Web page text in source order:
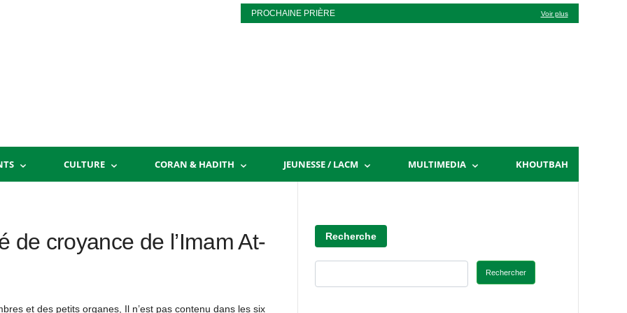
PROCHAINE PRIÈRE Voir plus
CULTURE CORAN & HADITH JEUNESSE / LACM MULTIMEDIA KHOUTBAH
de croyance de l’Imam At-
et des petits organes, Il n’est pas contenu dans les six
Recherche
Rechercher